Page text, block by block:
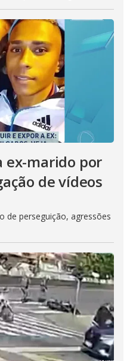
ex-marido por
de vídeos
de perseguição, agressões